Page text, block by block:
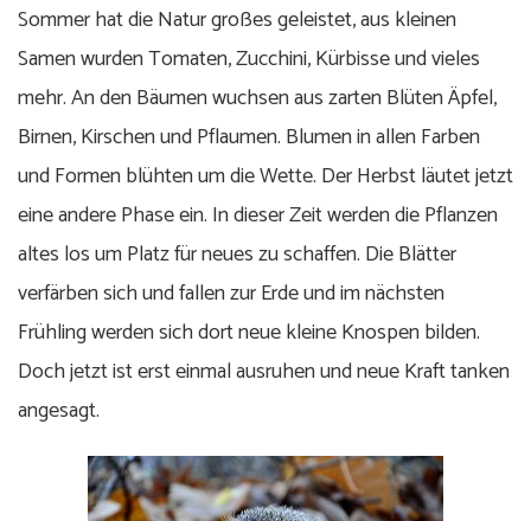
Sommer hat die Natur großes geleistet, aus kleinen
Samen wurden Tomaten, Zucchini, Kürbisse und vieles
mehr. An den Bäumen wuchsen aus zarten Blüten Äpfel,
Birnen, Kirschen und Pflaumen. Blumen in allen Farben
und Formen blühten um die Wette. Der Herbst läutet jetzt
eine andere Phase ein. In dieser Zeit werden die Pflanzen
altes los um Platz für neues zu schaffen. Die Blätter
verfärben sich und fallen zur Erde und im nächsten
Frühling werden sich dort neue kleine Knospen bilden.
Doch jetzt ist erst einmal ausruhen und neue Kraft tanken
angesagt.